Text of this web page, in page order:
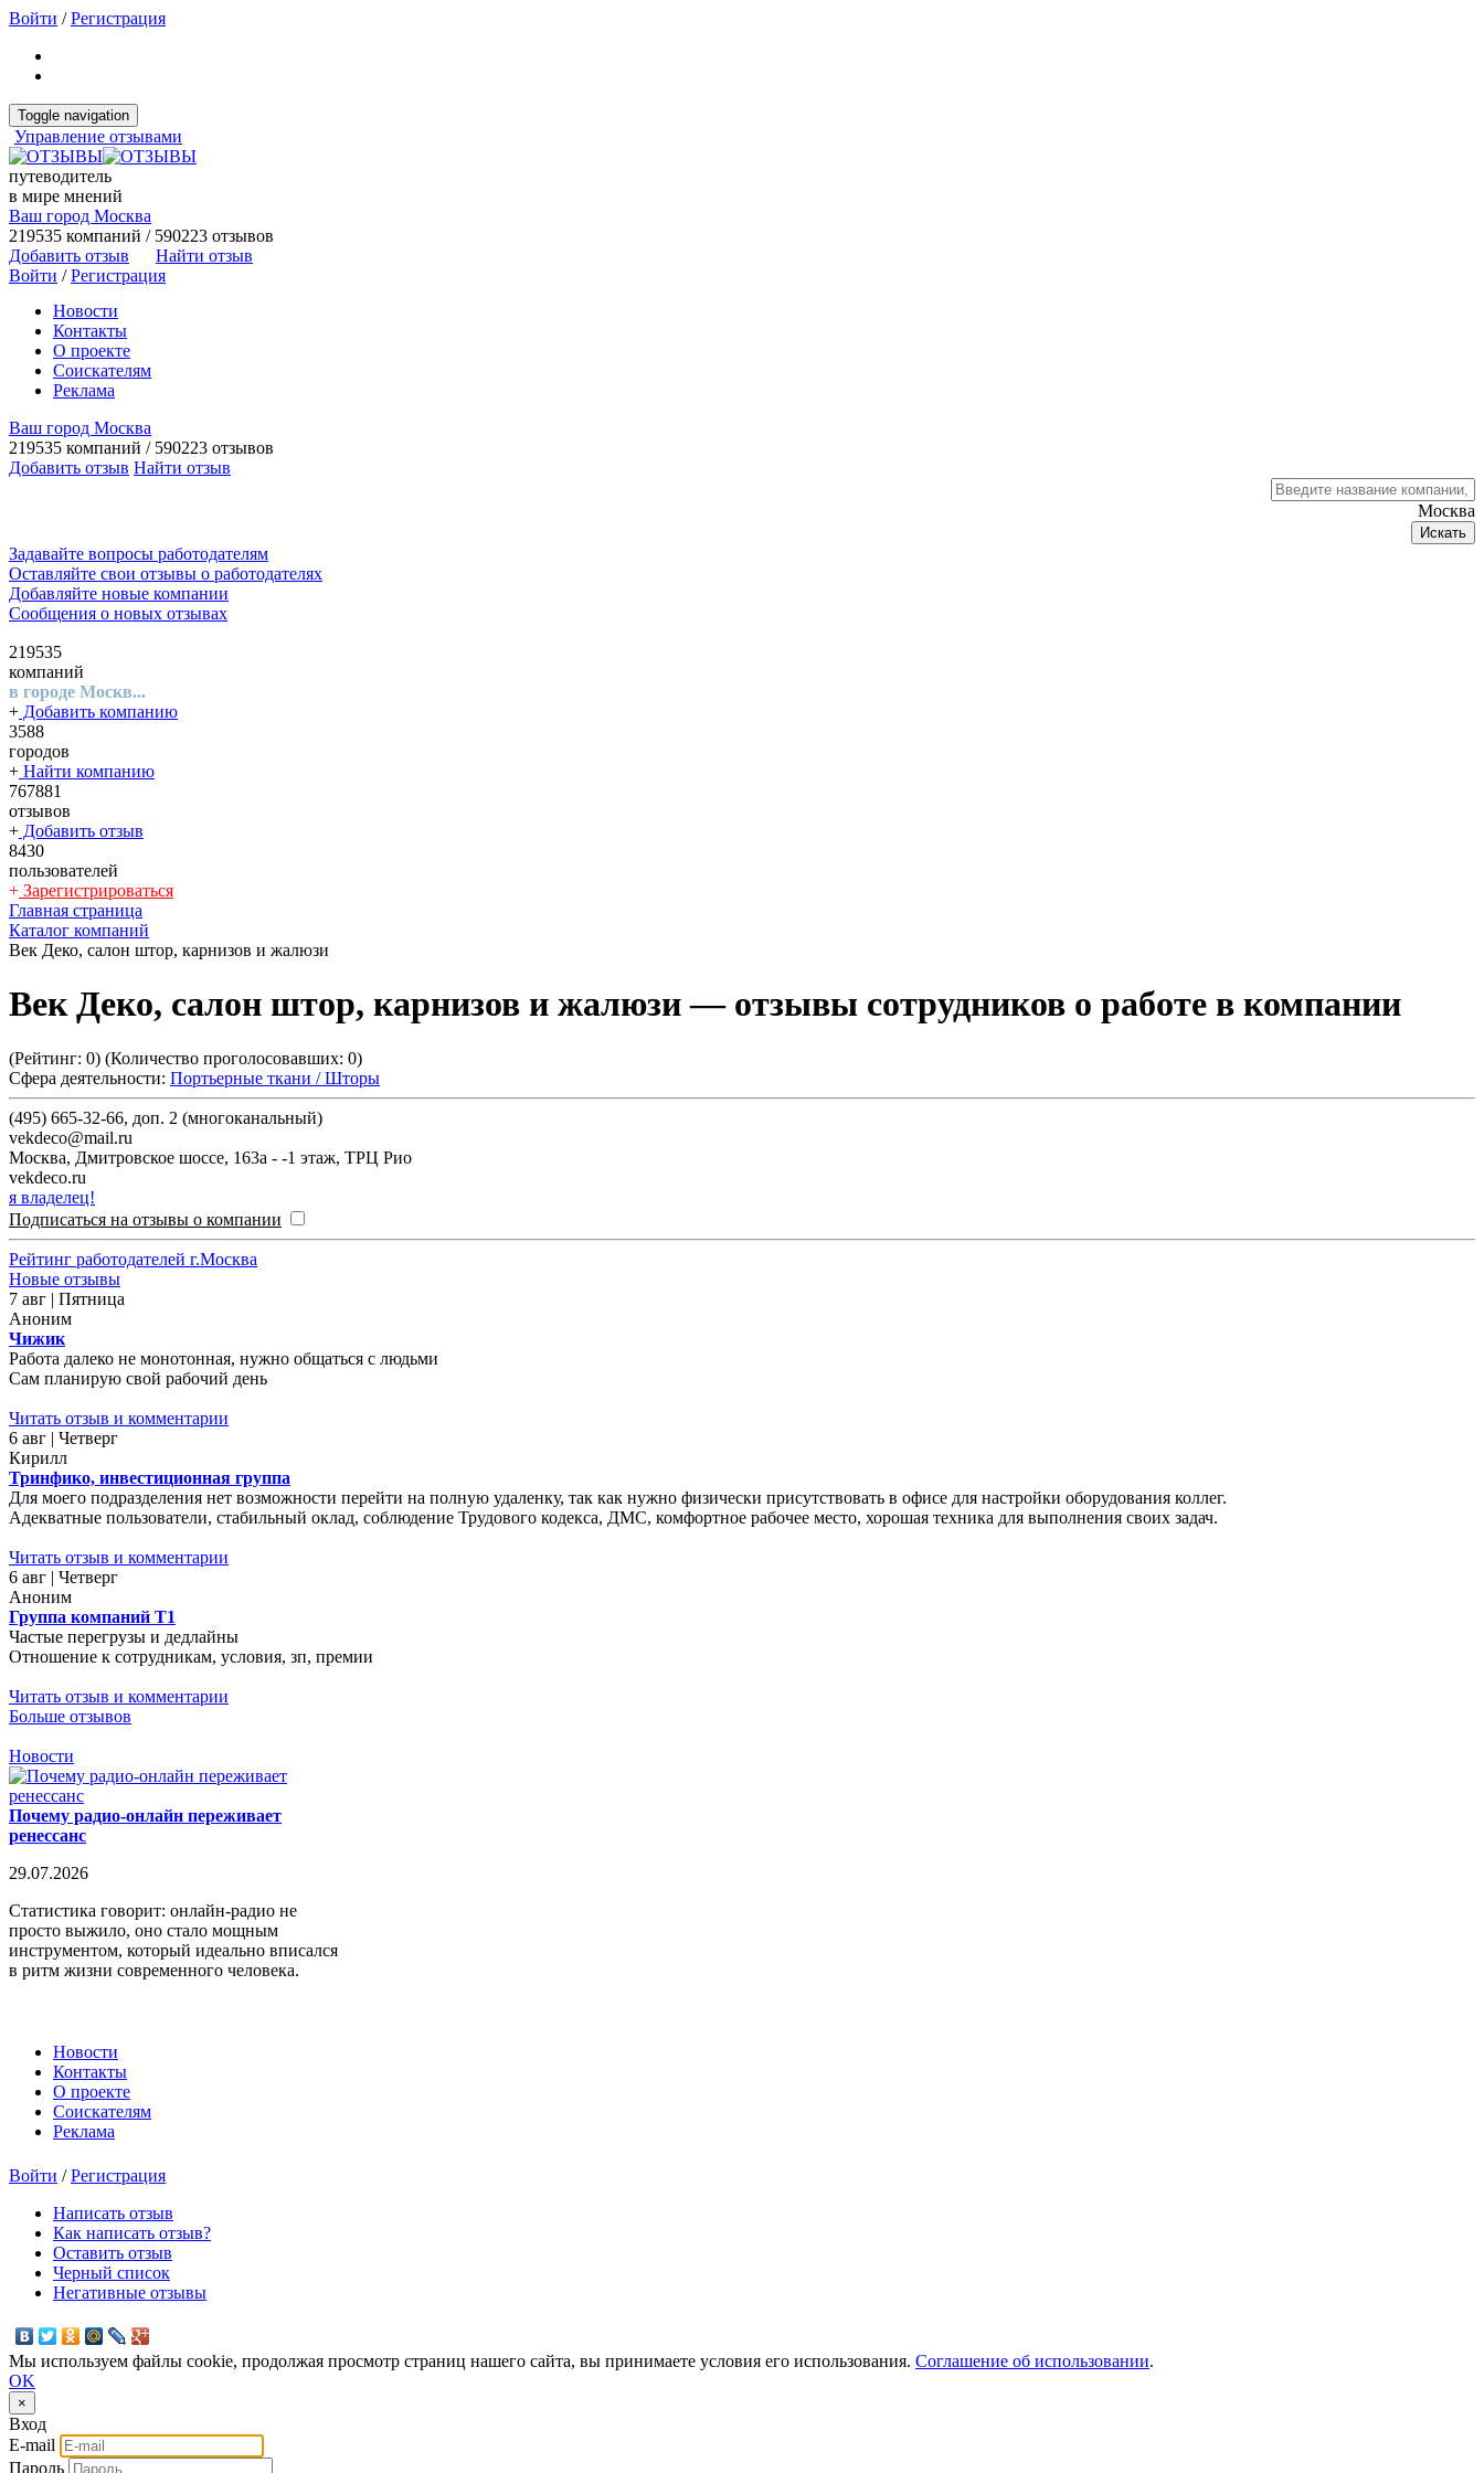
Войти /Регистрация
Toggle navigation
Управление отзывами
путеводитель
в мире мнений
Ваш город Москва
219535 компаний / 590223 отзывов
Добавить отзыв
Найти отзыв
Войти /Регистрация
Новости
Контакты
О проекте
Соискателям
Реклама
Ваш город Москва
219535 компаний / 590223 отзывов
Добавить отзыв Найти отзыв
Москва
Искать
Задавайте вопросы работодателям
Оставляйте свои отзывы о работодателях
Добавляйте новые компании
Сообщения о новых отзывах
219535
компаний
в городе Москв...
+ Добавить компанию
3588
городов
+ Найти компанию
767881
отзывов
+ Добавить отзыв
8430
пользователей
+ Зарегистрироваться
Главная страница
Каталог компаний
Век Деко, салон штор, карнизов и жалюзи
Век Деко, салон штор, карнизов и жалюзи— отзывы сотрудников о работе в компании
(Рейтинг: 0) (Количество проголосовавших: 0)
Сфера деятельности: Портьерные ткани / Шторы
(495) 665-32-66, доп. 2 (многоканальный)
vekdeco@mail.ru
Москва, Дмитровское шоссе, 163а - -1 этаж, ТРЦ Рио
vekdeco.ru
я владелец!
Подписаться на отзывы о компании
Рейтинг работодателей г.Москва
Новые отзывы
7 авг | Пятница
Аноним
Чижик
Работа далеко не монотонная, нужно общаться с людьми
Сам планирую свой рабочий день
Читать отзыв и комментарии
6 авг | Четверг
Кирилл
Тринфико, инвестиционная группа
Для моего подразделения нет возможности перейти на полную удаленку, так как нужно физически присутствовать в офисе для настройки оборудования коллег.
Адекватные пользователи, стабильный оклад, соблюдение Трудового кодекса, ДМС, комфортное рабочее место, хорошая техника для выполнения своих задач.
Читать отзыв и комментарии
6 авг | Четверг
Аноним
Группа компаний Т1
Частые перегрузы и дедлайны
Отношение к сотрудникам, условия, зп, премии
Читать отзыв и комментарии
Больше отзывов
Новости
Почему радио-онлайн переживает
ренессанс
29.07.2026
Статистика говорит: онлайн-радио не
просто выжило, оно стало мощным
инструментом, который идеально вписался
в ритм жизни современного человека.
Новости
Контакты
О проекте
Соискателям
Реклама
Войти /Регистрация
Написать отзыв
Как написать отзыв?
Оставить отзыв
Черный список
Негативные отзывы
Мы используем файлы cookie, продолжая просмотр страниц нашего сайта, вы принимаете условия его использования. Соглашение об использовании.
OK
×
Вход
E-mail
Пароль